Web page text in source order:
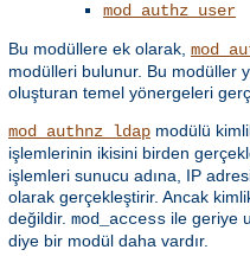
mod_authz_user
Bu modüllere ek olarak,
modülleri bulunur. Bu modüller
oluşturan temel yönergeleri
mod_authnz_ldap modülü
işlemlerinin ikisini birden
işlemleri sunucu adına, IP
olarak gerçekleştirir. Ancak
değildir. mod_access ile geriye
diye bir modül daha vardır.